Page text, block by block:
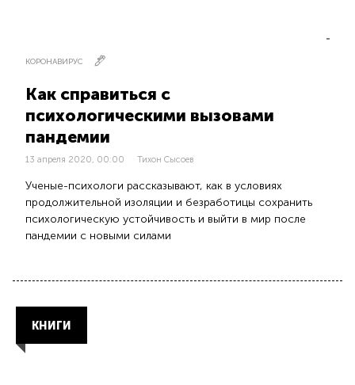
КОРОНАВИРУС
Как справиться с
психологическими вызовами
пандемии
13 апреля 2020, 00:00 Тихон Сысоев
Ученые-психологи рассказывают, как в условиях
продолжительной изоляции и безработицы сохранить
психологическую устойчивость и выйти в мир после
пандемии с новыми силами
КНИГИ